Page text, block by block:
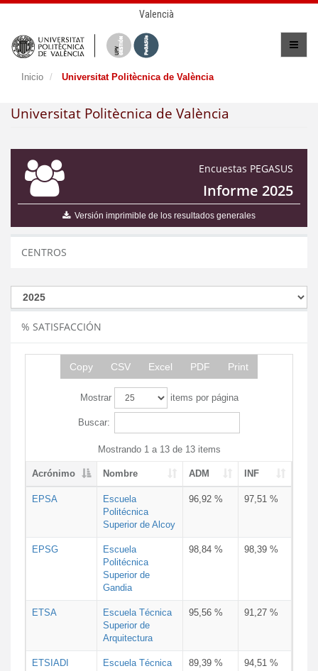
Valencià
Inicio Universitat Politècnica de València
Universitat Politècnica de València
Encuestas PEGASUS
Informe 2025
Versión imprimible de los resultados generales
CENTROS
% SATISFACCIÓN
Copy CSV Excel PDF Print
Mostrar items por página
Buscar:
Mostrando 1 a 13 de 13 items
Acrónimo Nombre ADM INF
EPSA
Escuela
Politécnica
Superior de Alcoy
96,92 % 97,51 %
EPSG
Escuela
Politécnica
Superior de
Gandia
98,84 % 98,39 %
ETSA
Escuela Técnica
Superior de
Arquitectura
95,56 % 91,27 %
ETSIADI
Escuela Técnica
89,39 % 94,51 %